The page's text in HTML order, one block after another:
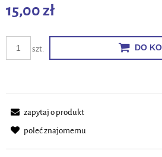
15,00 zł
szt. DO
zapytaj o produkt
poleć znajomemu